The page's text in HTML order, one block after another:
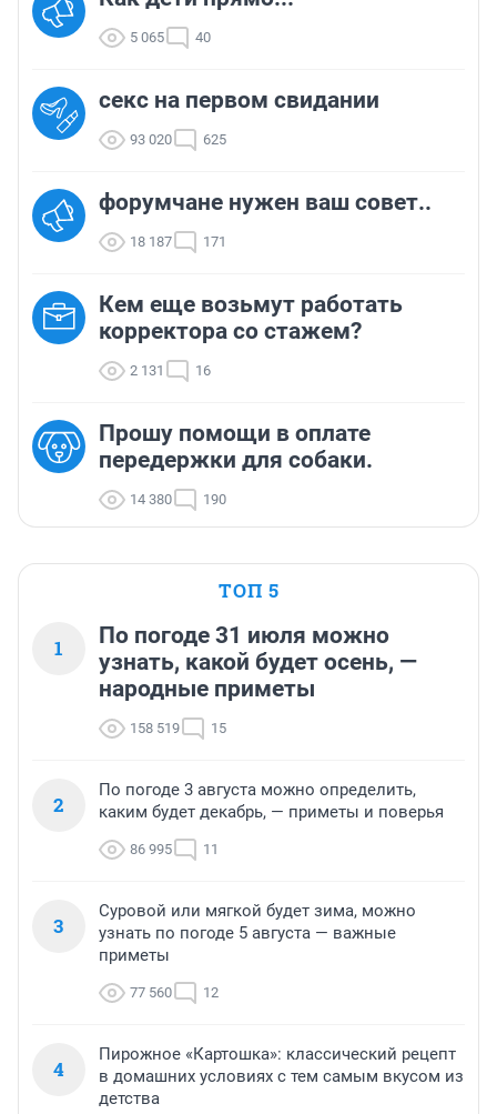
5 065 40
секс на первом свидании
93 020 625
форумчане нужен ваш совет..
18 187 171
Кем еще возьмут работать
корректора со стажем?
2 131 16
Прошу помощи в оплате
передержки для собаки.
14 380 190
ТОП 5
1
По погоде 31 июля можно
узнать, какой будет осень, —
народные приметы
158 519 15
2
По погоде 3 августа можно определить,
каким будет декабрь, — приметы и поверья
86 995 11
3
Суровой или мягкой будет зима, можно
узнать по погоде 5 августа — важные
приметы
77 560 12
4
Пирожное «Картошка»: классический рецепт
в домашних условиях с тем самым вкусом из
детства